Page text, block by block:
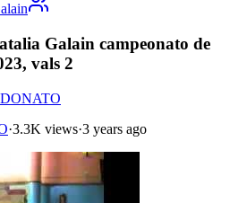
Galain campeonato de
vals 2
·3.3K views·3 years ago